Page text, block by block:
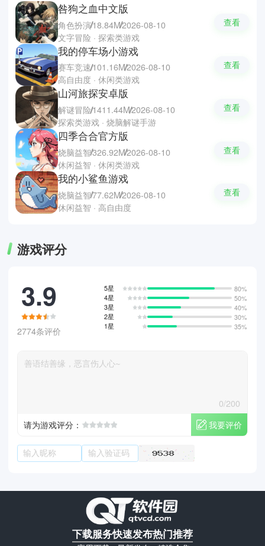
咎狗之血中文版
角色扮演18.84M2026-08-10
文字冒险 · 探索类游戏
查看
我的停车场小游戏
赛车竞速101.16M2026-08-10
高自由度 · 休闲类游戏
查看
山河旅探安卓版
解谜冒险1411.44M2026-08-10
探索类游戏 · 烧脑解谜手游
查看
四季合合官方版
烧脑益智326.92M2026-08-10
休闲益智 · 休闲类游戏
查看
我的小鲨鱼游戏
烧脑益智77.62M2026-08-10
休闲益智 · 高自由度
查看
游戏评分
3.9
2774条评价
5星
80%
4星
50%
3星
40%
2星
30%
1星
35%
0/200
请为游戏评分：
我要评价
下载服务快速发布热门推荐